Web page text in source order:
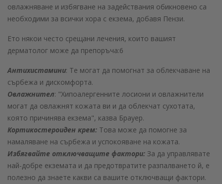
овлажняване и избягване на задействания обикновено са
необходими за всички хора с екзема, добавя Пензи.
Ето някои често срещани лечения, които вашият
дерматолог може да препоръча:6
Антихистамини: Те могат да помогнат за облекчаване на
сърбежа и дискомфорта.
Овлажнител: "Хипоалергенните лосиони и овлажнители
могат да овлажнят кожата ви и да облекчат сухотата,
която причинява екзема", казва Брауер.
Кортикостероиден крем: Това може да помогне за
намаляване на сърбежа и успокояване на кожата.
Избягвайте отключващите фактори: За да управлявате
най-добре екземата и да предотвратите разпалването й, е
полезно да знаете какви са вашите отключващи фактори.